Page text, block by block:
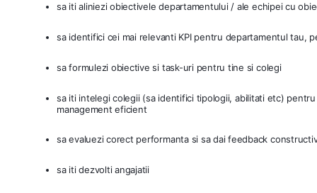
sa iti aliniezi obiectivele departamentului / ale echipei cu
sa identifici cei mai relevanti KPI pentru departamentul tau,
sa formulezi obiective si task-uri pentru tine si colegi
sa iti intelegi colegii (sa identifici tipologii, abilitati etc)
management eficient
sa evaluezi corect performanta si sa dai feedback
sa iti dezvolti angajatii